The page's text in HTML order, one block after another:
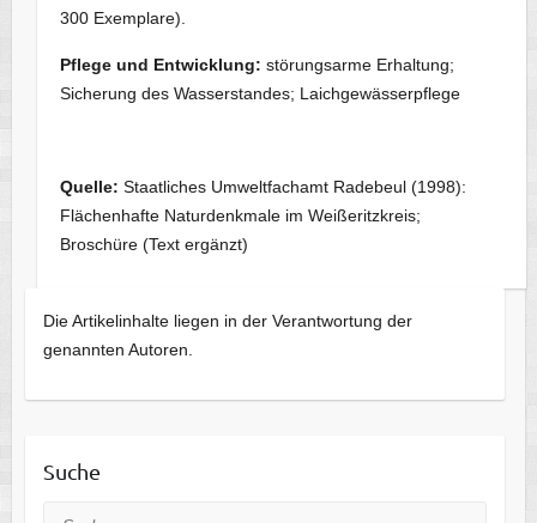
300 Exemplare).
Pflege und Entwicklung: störungsarme Erhaltung;
Sicherung des Wasserstandes; Laichgewässerpflege
Quelle:Staatliches Umweltfachamt Radebeul (1998):
Flächenhafte Naturdenkmale im Weißeritzkreis;
Broschüre (Text ergänzt)
Die Artikelinhalte liegen in der Verantwortung der
genannten Autoren.
Suche
Suche